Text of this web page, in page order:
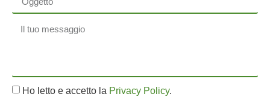
Ho letto e accetto la Privacy Policy.